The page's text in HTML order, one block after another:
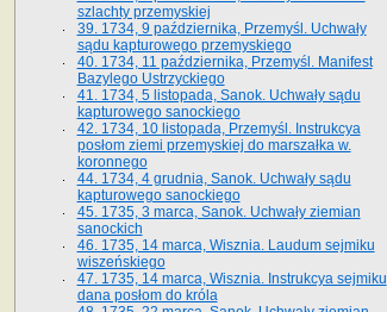
szlachty przemyskiej
39. 1734, 9 października, Przemyśl. Uchwały
sądu kapturowego przemyskiego
40. 1734, 11 października, Przemyśl. Manifest
Bazylego Ustrzyckiego
41. 1734, 5 listopada, Sanok. Uchwały sądu
kapturowego sanockiego
42. 1734, 10 listopada, Przemyśl. Instrukcya
posłom ziemi przemyskiej do marszałka w.
koronnego
44. 1734, 4 grudnia, Sanok. Uchwały sądu
kapturowego sanockiego
45. 1735, 3 marca, Sanok. Uchwały ziemian
sanockich
46. 1735, 14 marca, Wisznia. Laudum sejmiku
wiszeńskiego
47. 1735, 14 marca, Wisznia. Instrukcya sejmiku
dana posłom do króla